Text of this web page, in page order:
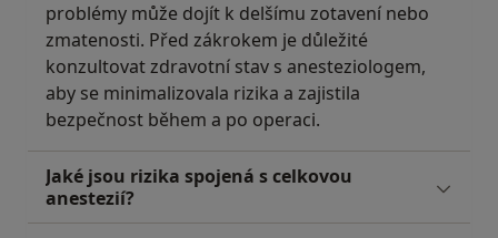
problémy může dojít k delšímu zotavení nebo
zmatenosti. Před zákrokem je důležité
konzultovat zdravotní stav s anesteziologem,
aby se minimalizovala rizika a zajistila
bezpečnost během a po operaci.
Jaké jsou rizika spojená s celkovou
anestezií?